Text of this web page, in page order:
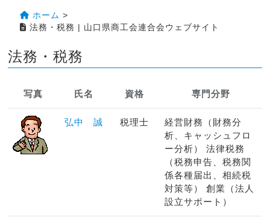
ホーム >
法務・税務 | 山口県商工会連合会ウェブサイト
法務・税務
写真 氏名 資格 専門分野
弘中 誠 税理士
経営財務（財務分
析、キャッシュフロ
ー分析） 法律税務
（税務申告、税務関
係各種届出、相続税
対策等） 創業（法人
設立サポート）